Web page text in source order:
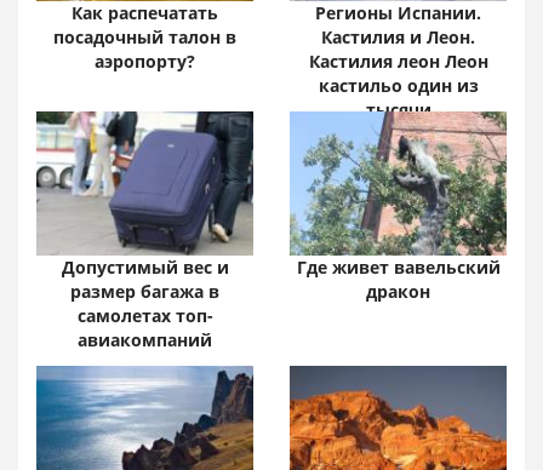
Как распечатать
посадочный талон в
аэропорту?
Регионы Испании.
Кастилия и Леон.
Кастилия леон Леон
кастильо один из
тысячи
Допустимый вес и
размер багажа в
самолетах топ-
авиакомпаний
Где живет вавельский
дракон